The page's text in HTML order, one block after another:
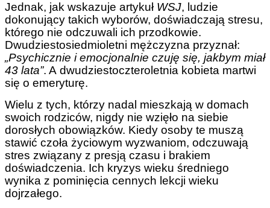
Jednak, jak wskazuje artykuł WSJ, ludzie
dokonujący takich wyborów, doświadczają stresu,
którego nie odczuwali ich przodkowie.
Dwudziestosiedmioletni mężczyzna przyznał:
„Psychicznie i emocjonalnie czuję się, jakbym miał
43 lata”. A dwudziestoczteroletnia kobieta martwi
się o emeryturę.
Wielu z tych, którzy nadal mieszkają w domach
swoich rodziców, nigdy nie wzięło na siebie
dorosłych obowiązków. Kiedy osoby te muszą
stawić czoła życiowym wyzwaniom, odczuwają
stres związany z presją czasu i brakiem
doświadczenia. Ich kryzys wieku średniego
wynika z pominięcia cennych lekcji wieku
dojrzałego.